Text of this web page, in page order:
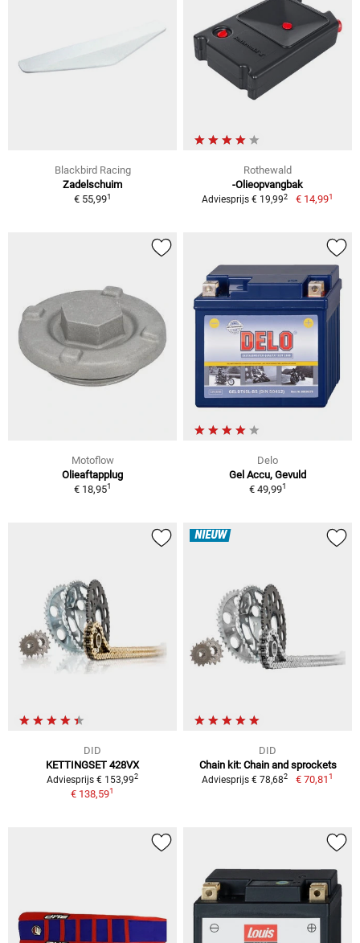
Blackbird Racing
Zadelschuim
€ 55,991
Rothewald
-Olieopvangbak
Adviesprijs € 19,992 € 14,991
Motoflow
Olieaftapplug
€ 18,951
Delo
Gel Accu, Gevuld
€ 49,991
DID
KETTINGSET 428VX
Adviesprijs € 153,992
€ 138,591
NIEUW
DID
Chain kit: Chain and sprockets
Adviesprijs € 78,682 € 70,811